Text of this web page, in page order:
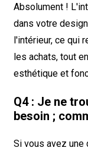
Absolument !
dans votre
l'intérieur, ce qui
les achats, tout
esthétique et
Q4 : Je ne
besoin ;
Si vous avez une